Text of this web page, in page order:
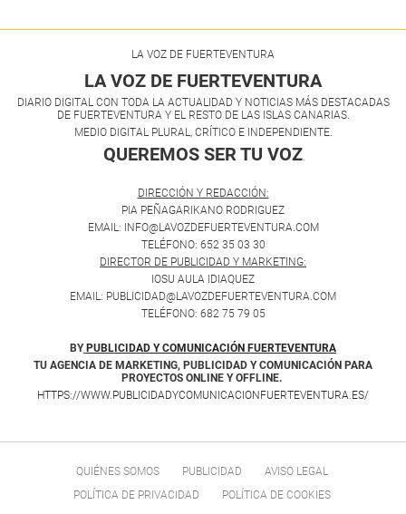
LA VOZ DE FUERTEVENTURA
LA VOZ DE FUERTEVENTURA
DIARIO DIGITAL CON TODA LA ACTUALIDAD Y NOTICIAS MÁS DESTACADAS
DE FUERTEVENTURA Y EL RESTO DE LAS ISLAS CANARIAS.
MEDIO DIGITAL PLURAL, CRÍTICO E INDEPENDIENTE.
QUEREMOS SER TU VOZ.
DIRECCIÓN Y REDACCIÓN:
PIA PEÑAGARIKANO RODRIGUEZ
EMAIL: INFO@LAVOZDEFUERTEVENTURA.COM
TELÉFONO: 652 35 03 30
DIRECTOR DE PUBLICIDAD Y MARKETING:
IOSU AULA IDIAQUEZ
EMAIL: PUBLICIDAD@LAVOZDEFUERTEVENTURA.COM
TELÉFONO: 682 75 79 05
BY PUBLICIDAD Y COMUNICACIÓN FUERTEVENTURA
TU AGENCIA DE MARKETING, PUBLICIDAD Y COMUNICACIÓN PARA
PROYECTOS ONLINE Y OFFLINE.
HTTPS://WWW.PUBLICIDADYCOMUNICACIONFUERTEVENTURA.ES/
QUIÉNES SOMOS PUBLICIDAD
AVISO LEGAL
POLÍTICA DE PRIVACIDAD
POLÍTICA DE COOKIES